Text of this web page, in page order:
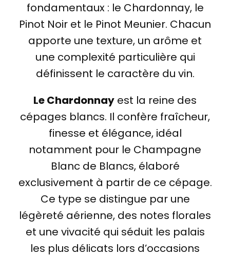
fondamentaux : le Chardonnay, le
Pinot Noir et le Pinot Meunier. Chacun
apporte une texture, un arôme et
une complexité particulière qui
définissent le caractère du vin.
Le Chardonnay est la reine des
cépages blancs. Il confère fraîcheur,
finesse et élégance, idéal
notamment pour le Champagne
Blanc de Blancs, élaboré
exclusivement à partir de ce cépage.
Ce type se distingue par une
légèreté aérienne, des notes florales
et une vivacité qui séduit les palais
les plus délicats lors d’occasions